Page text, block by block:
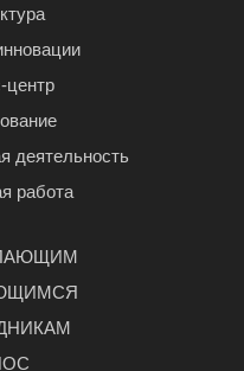
центр
деятельность
работа